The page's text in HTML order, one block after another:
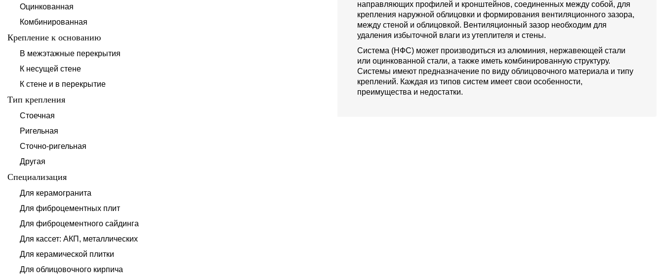
Оцинкованная
Комбинированная
Крепление к основанию
В межэтажные перекрытия
К несущей стене
К стене и в перекрытие
Тип крепления
Стоечная
Ригельная
Сточно-ригельная
Другая
Специализация
Для керамогранита
Для фиброцементных плит
Для фиброцементного сайдинга
Для кассет: АКП, металлических
Для керамической плитки
Для облицовочного кирпича
направляющих профилей и кронштейнов, соединенных между собой, для
крепления наружной облицовки и формирования вентиляционного зазора,
между стеной и облицовкой. Вентиляционный зазор необходим для
удаления избыточной влаги из утеплителя и стены.
Система (НФС) может производиться из алюминия, нержавеющей стали
или оцинкованной стали, а также иметь комбинированную структуру.
Системы имеют предназначение по виду облицовочного материала и типу
креплений. Каждая из типов систем имеет свои особенности,
преимущества и недостатки.